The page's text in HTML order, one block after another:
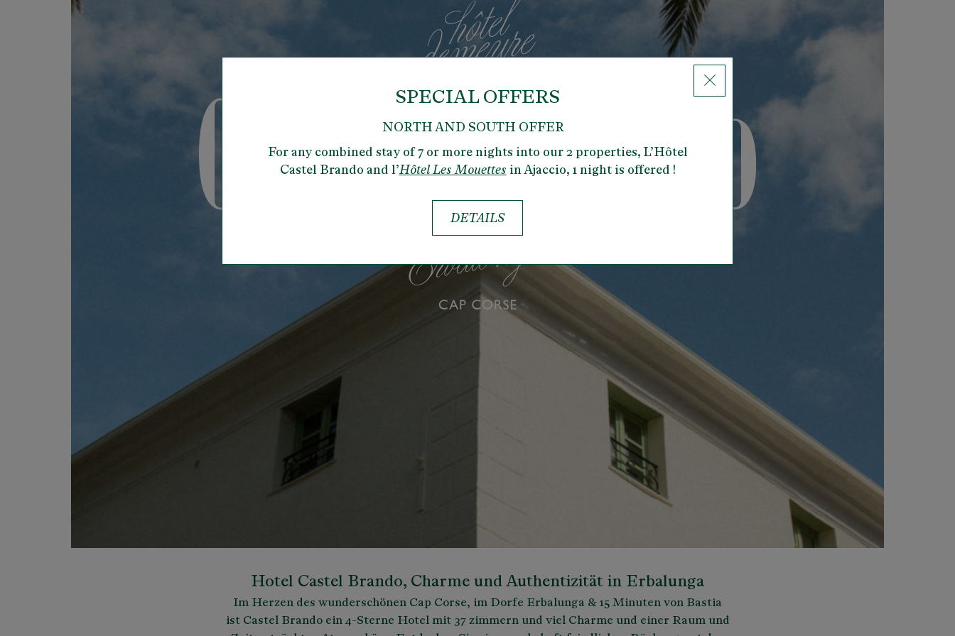
Hotel Castel Brando, Charme und Authentizität in Erbalunga
Im Herzen des wunderschönen Cap Corse, im Dorfe Erbalunga & 15 Minuten von Bastia
ist Castel Brando ein 4-Sterne Hotel mit 37 zimmern und viel Charme und einer Raum und
SPECIAL OFFERS
NORTH AND SOUTH OFFER
For any combined stay of 7 or more nights into our 2 properties, L’Hôtel
Castel Brando and l’Hôtel Les Mouettes in Ajaccio, 1 night is offered !
DETAILS